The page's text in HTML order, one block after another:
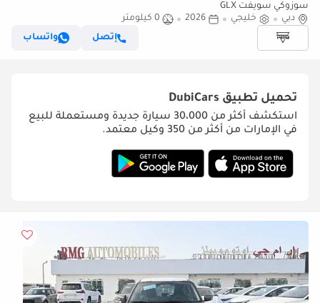
سوزوكي سويفت GLX
دبي
خليجي 2026
0 كيلومتر
إتصل
واتساب
تحميل تطبيق DubiCars
استكشف أكثر من 30،000 سيارة جديدة ومستعملة للبيع
في الإمارات من أكثر من 350 وكيل معتمد.